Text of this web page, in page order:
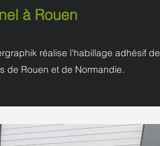
à Rouen
réalise l'habillage adhésif de
de Rouen et de Normandie.